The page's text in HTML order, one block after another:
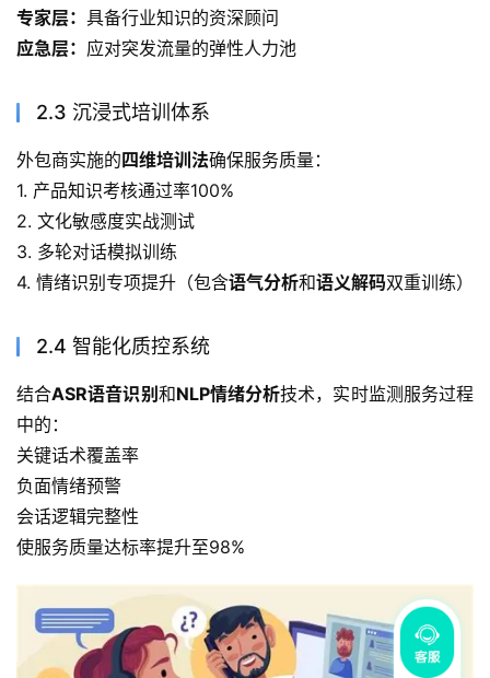
专家层： 具备行业知识的资深顾问
应急层： 应对突发流量的弹性人力池
2.3 沉浸式培训体系
外包商实施的四维培训法确保服务质量：
1. 产品知识考核通过率100%
2. 文化敏感度实战测试
3. 多轮对话模拟训练
4. 情绪识别专项提升（包含语气分析和语义解码双重训练）
2.4 智能化质控系统
结合ASR语音识别 和NLP情绪分析技术，实时监测服务过程
中的：
关键话术覆盖率
负面情绪预警
会话逻辑完整性
使服务质量达标率提升至98%